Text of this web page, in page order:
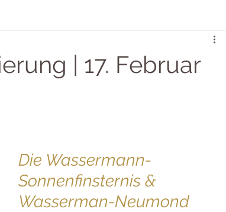
Gedanken zu Gast
| 17. Februar
Die Wassermann-
Sonnenfinsternis &
Wasserman-Neumond